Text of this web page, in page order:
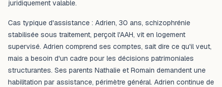
juridiquement valable.
Cas typique d'assistance : Adrien, 30 ans, schizophrénie
stabilisée sous traitement, perçoit l'AAH, vit en logement
supervisé. Adrien comprend ses comptes, sait dire ce qu'il veut,
mais a besoin d'un cadre pour les décisions patrimoniales
structurantes. Ses parents Nathalie et Romain demandent une
habilitation par assistance, périmètre général. Adrien continue de